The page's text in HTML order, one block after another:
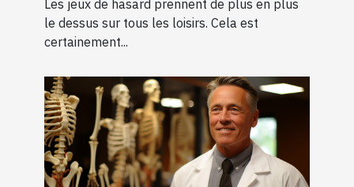
Les jeux de hasard prennent de plus en plus
le dessus sur tous les loisirs. Cela est
certainement...